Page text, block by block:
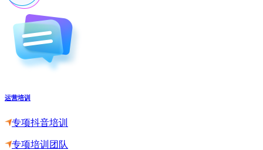
运营培训
专项抖音培训
专项培训团队